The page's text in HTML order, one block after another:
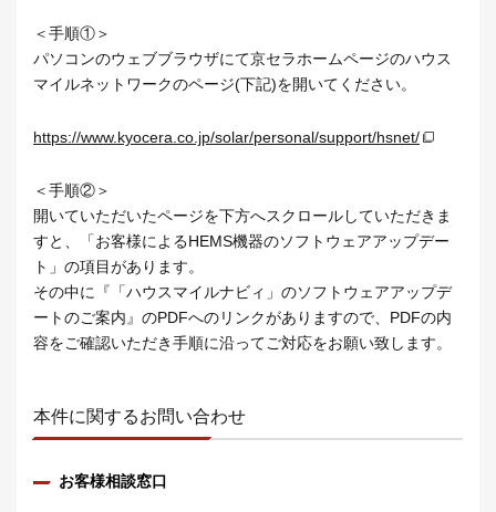
＜手順①＞
パソコンのウェブブラウザにて京セラホームページのハウス
マイルネットワークのページ(下記)を開いてください。
https://www.kyocera.co.jp/solar/personal/support/hsnet/
＜手順②＞
開いていただいたページを下方へスクロールしていただきま
すと、「お客様によるHEMS機器のソフトウェアアップデー
ト」の項目があります。
その中に『「ハウスマイルナビィ」のソフトウェアアップデ
ートのご案内』のPDFへのリンクがありますので、PDFの内
容をご確認いただき手順に沿ってご対応をお願い致します。
本件に関するお問い合わせ
お客様相談窓口